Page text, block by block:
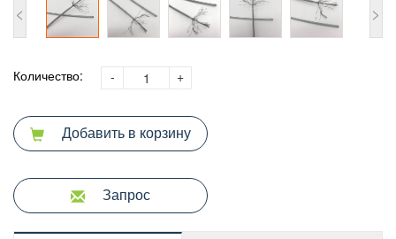
< >
Количество: - +
Добавить в корзину
Запрос